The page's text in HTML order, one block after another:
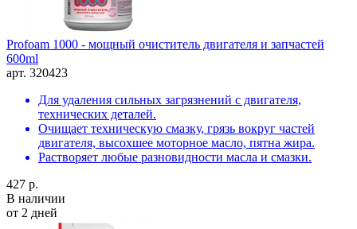
Profoam 1000 - мощный очиститель двигателя и запчастей
600ml
арт. 320423
Для удаления сильных загрязнений с двигателя,
технических деталей.
Очищает техническую смазку, грязь вокруг частей
двигателя, высохшее моторное масло, пятна жира.
Растворяет любые разновидности масла и смазки.
427 р.
В наличии
от 2 дней